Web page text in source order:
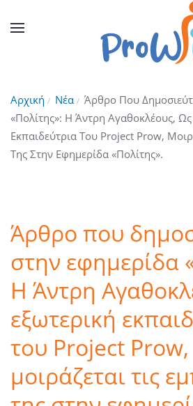
Αρχική Νέα
Άρθρο Που
«Πολίτης»: Η Άντρη Αγαθοκλέους, Ως
Εκπαιδεύτρια Του Project Prow,
Της Στην Εφημερίδα «Πολίτης».
Άρθρο που
στην εφημερίδα
Η Άντρη
εξωτερική
του Project Prow,
μοιράζεται τις